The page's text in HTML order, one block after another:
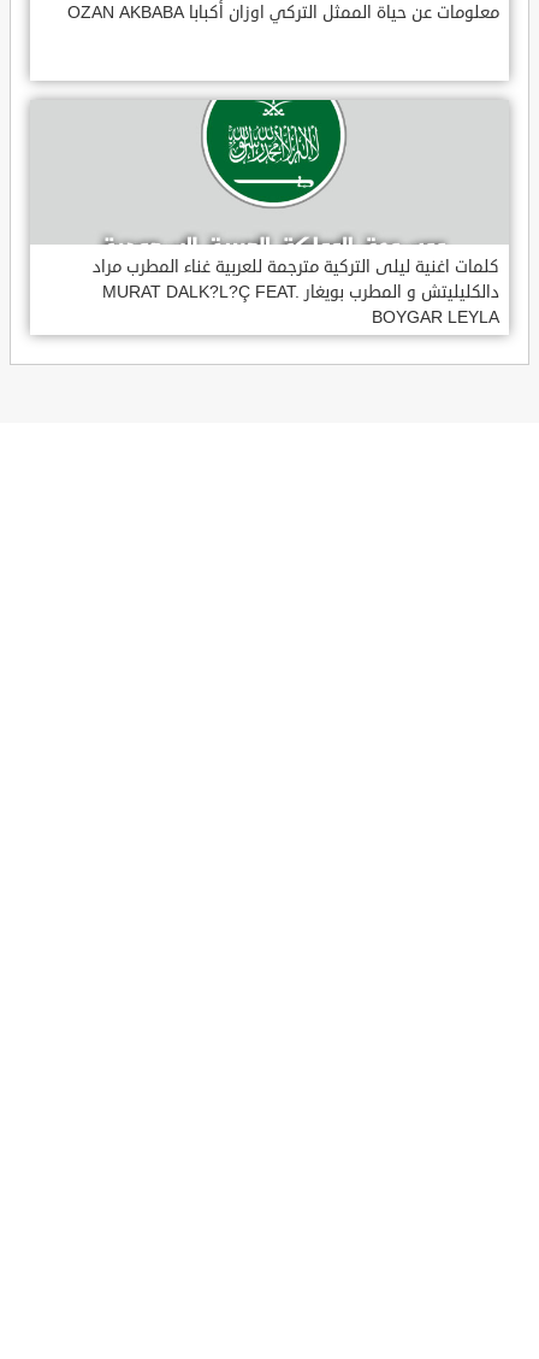
معلومات عن حياة الممثل التركي اوزان أكبابا OZAN AKBABA
كلمات اغنية ليلى التركية مترجمة للعربية غناء المطرب مراد
دالكليليتش و المطرب بويغار MURAT DALK?L?Ç FEAT.
BOYGAR LEYLA